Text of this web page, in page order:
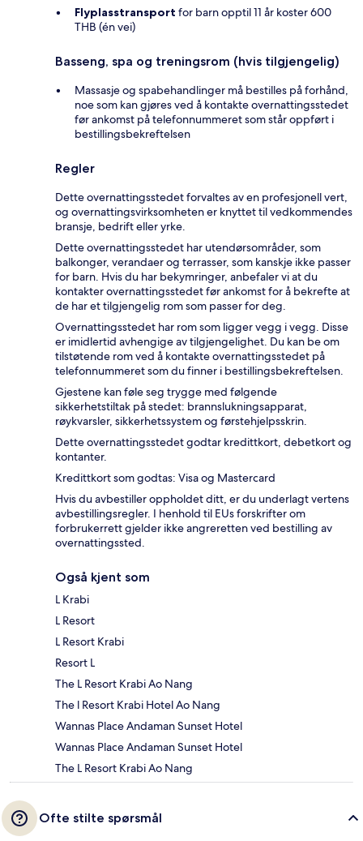
Flyplasstransport for barn opptil 11 år koster 600
THB (én vei)
Basseng, spa og treningsrom (hvis tilgjengelig)
Massasje og spabehandlinger må bestilles på forhånd,
noe som kan gjøres ved å kontakte overnattingsstedet
før ankomst på telefonnummeret som står oppført i
bestillingsbekreftelsen
Regler
Dette overnattingsstedet forvaltes av en profesjonell vert,
og overnattingsvirksomheten er knyttet til vedkommendes
bransje, bedrift eller yrke.
Dette overnattingsstedet har utendørsområder, som
balkonger, verandaer og terrasser, som kanskje ikke passer
for barn. Hvis du har bekymringer, anbefaler vi at du
kontakter overnattingsstedet før ankomst for å bekrefte at
de har et tilgjengelig rom som passer for deg.
Overnattingsstedet har rom som ligger vegg i vegg. Disse
er imidlertid avhengige av tilgjengelighet. Du kan be om
tilstøtende rom ved å kontakte overnattingsstedet på
telefonnummeret som du finner i bestillingsbekreftelsen.
Gjestene kan føle seg trygge med følgende
sikkerhetstiltak på stedet: brannslukningsapparat,
røykvarsler, sikkerhetssystem og førstehjelpsskrin.
Dette overnattingsstedet godtar kredittkort, debetkort og
kontanter.
Kredittkort som godtas: Visa og Mastercard
Hvis du avbestiller oppholdet ditt, er du underlagt vertens
avbestillingsregler. I henhold til EUs forskrifter om
forbrukerrett gjelder ikke angreretten ved bestilling av
overnattingssted.
Også kjent som
L Krabi
L Resort
L Resort Krabi
Resort L
The L Resort Krabi Ao Nang
The l Resort Krabi Hotel Ao Nang
Wannas Place Andaman Sunset Hotel
Wannas Place Andaman Sunset Hotel
The L Resort Krabi Ao Nang
Ofte stilte spørsmål